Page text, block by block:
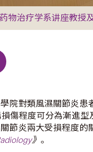
物治疗学系讲座教授
院對類風濕關節炎
傷程度可分為漸進
節炎兩大受損程度
》 。